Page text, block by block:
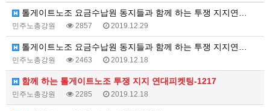
톨게이트노조 요금수납원 동지들과 함께 하는 투쟁 지지연…
민주노총강원 2857 2019.12.29
톨게이트노조 요금수납원 동지들과 함께 하는 투쟁 지지연…
민주노총강원 2463 2019.12.18
함께 하는 톨게이트노조 투쟁 지지 연대피켓팅-1217
민주노총강원 2285 2019.12.18